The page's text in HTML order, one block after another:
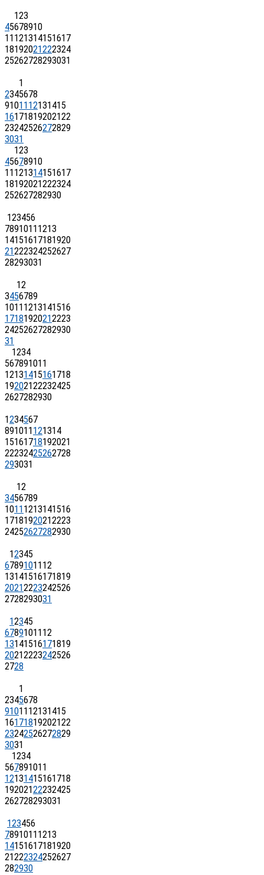
123
45678910
11 121314151617
18192021222324
25262728293031
1
2345678
91011 12131415
16171819202122
23242526272829
3031
123
45678910
11 121314151617
18192021222324
252627282930
123456
7891011 1213
14151617181920
21222324252627
28293031
12
3456789
1011 1213141516
17181920212223
24252627282930
31
1234
567891011
12131415161718
19202122232425
2627282930
1234567
891011 121314
15161718192021
22232425262728
293031
12
3456789
1011 1213141516
17181920212223
24252627282930
12345
67891011 12
13141516171819
20212223242526
2728293031
12345
67891011 12
13141516171819
20212223242526
2728
1
2345678
91011 12131415
16171819202122
23242526272829
3031
1234
567891011
12131415161718
19202122232425
262728293031
123456
7891011 1213
14151617181920
21222324252627
282930